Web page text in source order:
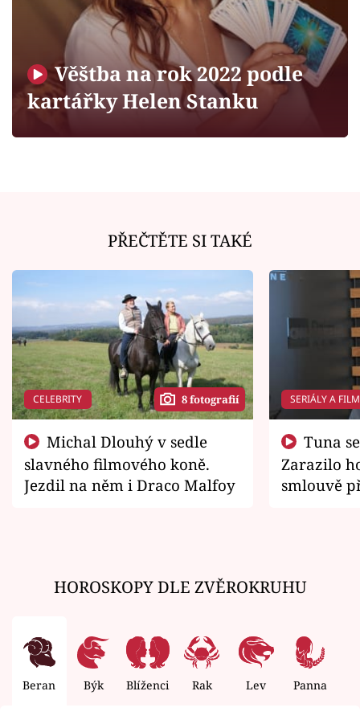
Sledujte prima+
Filmový festival Karlovy Vary
Sledujte nás
Věštba na rok 2022 podle
kartářky Helen Stanku
PŘEČTĚTE SI TAKÉ
CELEBRITY 8 fotografií
slavného filmového koně.
Jezdil na něm i Draco Malfoy
SERIÁLY A
Zarazilo
smlouvě
HOROSKOPY DLE ZVĚROKRUHU
Beran Býk Blíženci Rak Lev Panna